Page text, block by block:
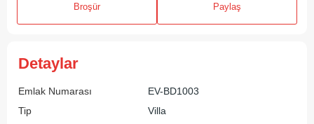
Broşür Paylaş
Detaylar
Emlak Numarası
EV-BD1003
Tip
Villa